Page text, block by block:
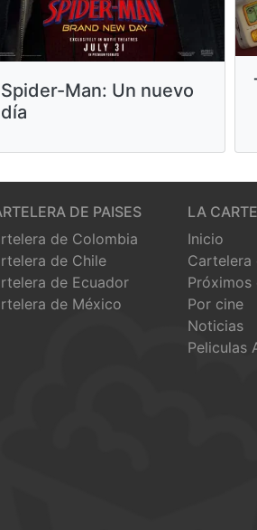
Spider-Man: Un nuevo
día
DE PAISES
de Colombia
de Chile
de Ecuador
de México
LA
Inicio
Cartelera
Próximos
Por cine
Noticias
Peliculas